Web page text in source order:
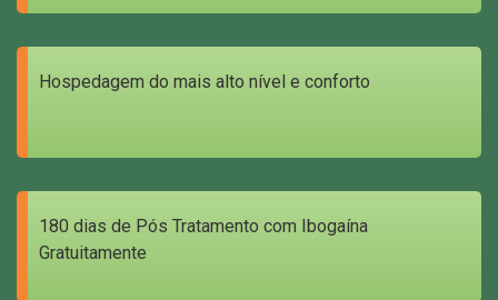
Hospedagem do mais alto nível e conforto
180 dias de Pós Tratamento com Ibogaína
Gratuitamente